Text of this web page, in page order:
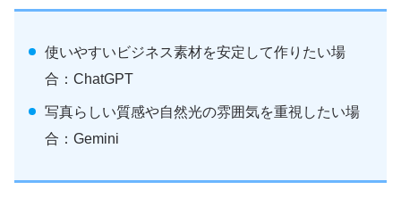
使いやすいビジネス素材を安定して作りたい場
合：ChatGPT
写真らしい質感や自然光の雰囲気を重視したい場
合：Gemini